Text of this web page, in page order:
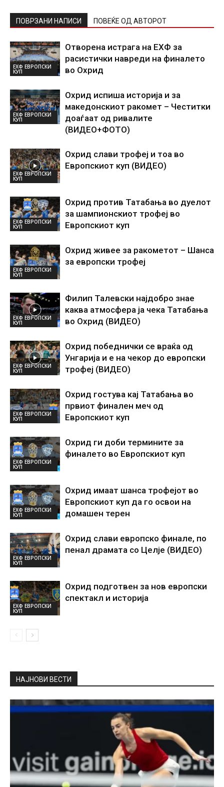
ПОВРЗАНИ НАПИСИ ПОВЕЌЕ ОД АВТОРОТ
ЕХФ ЕВРОПСКИ
КУП
Отворена истрага на ЕХФ за
расистички навреди на финалето
во Охрид
ЕХФ ЕВРОПСКИ
КУП
Охрид испиша историја и за
македонскиот ракомет – Честитки
доаѓаат од ривалите
(ВИДЕО+ФОТО)
ЕХФ ЕВРОПСКИ
КУП
Охрид слави трофеј и тоа во
Европскиот куп (ВИДЕО)
ЕХФ ЕВРОПСКИ
КУП
Охрид против Татабања во дуелот
за шампионскиот трофеј во
Европскиот куп
ЕХФ ЕВРОПСКИ
КУП
Охрид живее за ракометот – Шанса
за европски трофеј
ЕХФ ЕВРОПСКИ
КУП
Филип Талевски најдобро знае
каква атмосфера ја чека Татабања
во Охрид (ВИДЕО)
ЕХФ ЕВРОПСКИ
КУП
Охрид победнички се враќа од
Унгарија и е на чекор до европски
трофеј (ВИДЕО)
ЕХФ ЕВРОПСКИ
КУП
Охрид гостува кај Татабања во
првиот финален меч од
Европскиот куп
ЕХФ ЕВРОПСКИ
КУП
Охрид ги доби термините за
финалето во Европскиот куп
ЕХФ ЕВРОПСКИ
КУП
Охрид имаат шанса трофејот во
Европскиот куп да го освои на
домашен терен
ЕХФ ЕВРОПСКИ
КУП
Охрид слави европско финале, по
пенал драмата со Целје (ВИДЕО)
ЕХФ ЕВРОПСКИ
КУП
Охрид подготвен за нов европски
спектакл и историја
НАЈНОВИ ВЕСТИ